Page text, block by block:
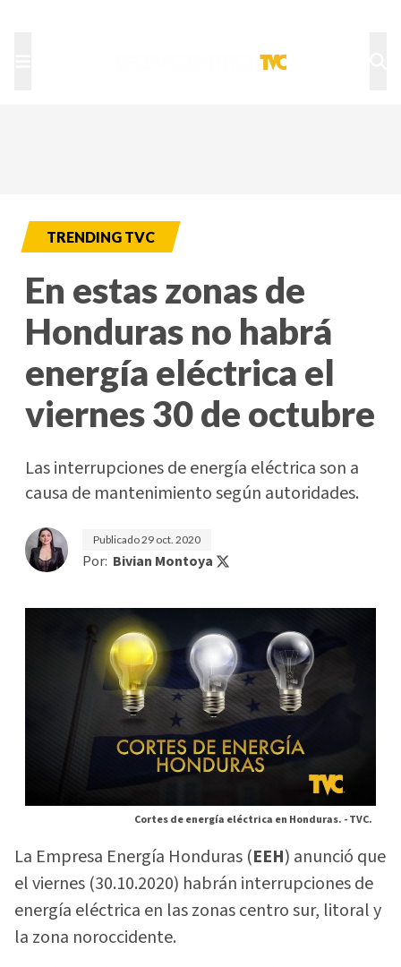
TRENDING TVC
En estas zonas de
Honduras no habrá
energía eléctrica el
viernes 30 de octubre
Las interrupciones de energía eléctrica son a
causa de mantenimiento según autoridades.
Publicado29 oct. 2020
Por: Bivian Montoya
Cortes de energía eléctrica en Honduras. -TVC.
La Empresa Energía Honduras (EEH) anunció que
el viernes (30.10.2020) habrán interrupciones de
energía eléctrica en las zonas centro sur, litoral y
la zona noroccidente.